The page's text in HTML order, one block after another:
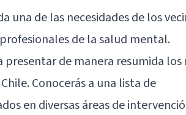
una de las necesidades de los
de la salud mental.
de manera resumida los
Conocerás a una lista de
en diversas áreas de